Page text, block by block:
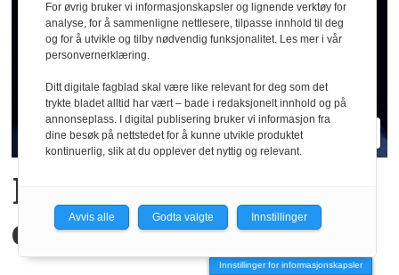
Hva er egentlig KI-
effekten i Oljefondet?
Innstillinger for informasjonskapsler
For øvrig bruker vi informasjonskapsler og lignende verktøy for
analyse, for å sammenligne nettlesere, tilpasse innhold til deg
og for å utvikle og tilby nødvendig funksjonalitet. Les mer i vår
personvernerklæring.
Ditt digitale fagblad skal være like relevant for deg som det
trykte bladet alltid har vært – bade i redaksjonelt innhold og på
annonseplass. I digital publisering bruker vi informasjon fra
dine besøk på nettstedet for å kunne utvikle produktet
kontinuerlig, slik at du opplever det nyttig og relevant.
Avvis alle Godta valgte Innstillinger